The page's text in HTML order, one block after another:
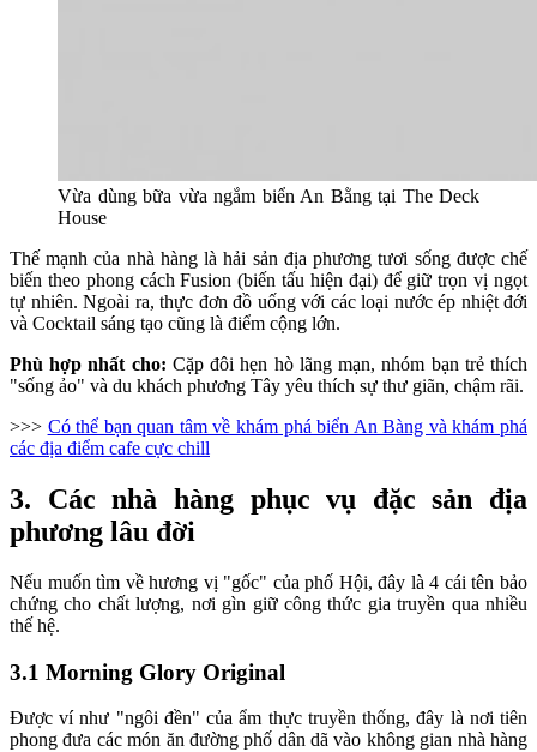
Vừa dùng bữa vừa ngắm biển An Bằng tại The Deck
House
Thế mạnh của nhà hàng là hải sản địa phương tươi sống được chế
biến theo phong cách Fusion (biến tấu hiện đại) để giữ trọn vị ngọt
tự nhiên. Ngoài ra, thực đơn đồ uống với các loại nước ép nhiệt đới
và Cocktail sáng tạo cũng là điểm cộng lớn.
Phù hợp nhất cho: Cặp đôi hẹn hò lãng mạn, nhóm bạn trẻ thích
"sống ảo" và du khách phương Tây yêu thích sự thư giãn, chậm rãi.
>>> Có thể bạn quan tâm về khám phá biển An Bàng và khám phá
các địa điểm cafe cực chill
3. Các nhà hàng phục vụ đặc sản địa
phương lâu đời
Nếu muốn tìm về hương vị "gốc" của phố Hội, đây là 4 cái tên bảo
chứng cho chất lượng, nơi gìn giữ công thức gia truyền qua nhiều
thế hệ.
3.1 Morning Glory Original
Được ví như "ngôi đền" của ẩm thực truyền thống, đây là nơi tiên
phong đưa các món ăn đường phố dân dã vào không gian nhà hàng